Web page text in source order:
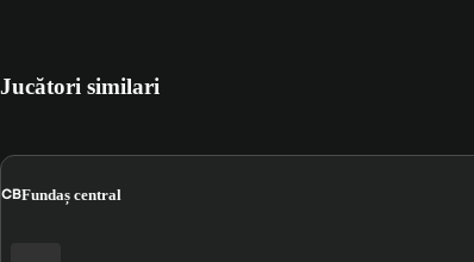
Jucători similari
CBFundaș central